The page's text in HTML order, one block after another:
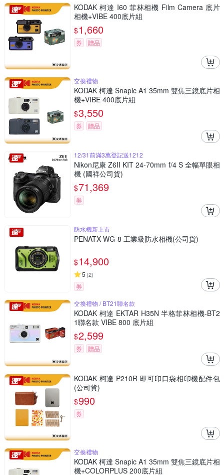
KODAK 柯達 I60 菲林相機 Film Camera 底片
相機+VIBE 400底片組
$1,660
券 贈品
交換禮物
KODAK 柯達 Snapic A1 35mm 雙焦三鏡底片相
機+VIBE 400底片組
$3,550
券 贈品
12/31前滿3萬登記送1212
Nikon尼康 Z6II KIT 24-70mm f/4 S 全幅單眼相
機 (國祥公司貨)
$71,369
券
防水機新上市
PENATX WG-8 工業級防水相機(公司貨)
$14,900
5 (2)
券
交換禮物 / BT21聯名款
KODAK 柯達 EKTAR H35N 半格菲林相機-BT2
1聯名款 VIBE 800 底片組
$2,599
券 贈品
KODAK 柯達 P210R 即可印口袋相印機配件包
(公司貨)
$990
券
交換禮物
KODAK 柯達 Snapic A1 35mm 雙焦三鏡底片相
機+COLORPLUS 200底片組